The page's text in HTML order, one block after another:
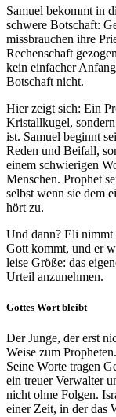
Samuel bekommt in
schwere Botschaft:
missbrauchen ihre
Rechenschaft
kein einfacher
Botschaft nicht.
Hier zeigt sich: Ein
Kristallkugel,
ist. Samuel beginnt
Reden und Beifall,
einem schwierigen
Menschen. Prophet
selbst wenn sie dem
hört zu.
Und dann? Eli nimmt
Gott kommt, und er
leise Größe: das
Urteil anzunehmen.
Gottes Wort bleibt
Der Junge, der erst
Weise zum
Seine Worte tragen
ein treuer Verwalter
nicht ohne Folgen.
einer Zeit, in der das